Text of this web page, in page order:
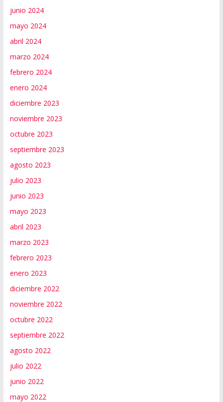
junio 2024
mayo 2024
abril 2024
marzo 2024
febrero 2024
enero 2024
diciembre 2023
noviembre 2023
octubre 2023
septiembre 2023
agosto 2023
julio 2023
junio 2023
mayo 2023
abril 2023
marzo 2023
febrero 2023
enero 2023
diciembre 2022
noviembre 2022
octubre 2022
septiembre 2022
agosto 2022
julio 2022
junio 2022
mayo 2022